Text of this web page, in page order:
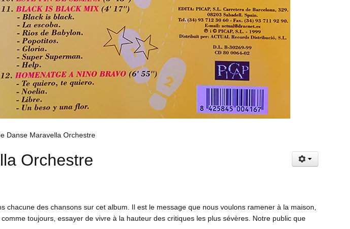
Danse Maravella Orchestre
Orchestre
chacune des chansons sur cet album. Il est le message que nous voulons ramener à la maison,
toujours, essayer de vivre à la hauteur des critiques les plus sévères. Notre public que